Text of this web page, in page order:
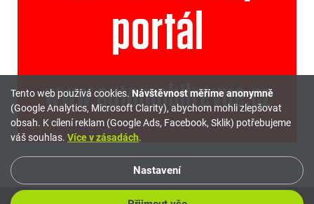
Tento web používá cookies. Návštěvnost měříme anonymně
(Google Analytics, Microsoft Clarity), abychom mohli zlepšovat
obsah. K cílení reklam (Google Ads, Facebook, Sklik) potřebujeme
váš souhlas. Více v zásadách.
Nastavení